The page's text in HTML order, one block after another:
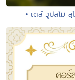
• เตสํ วูปสโม สุ